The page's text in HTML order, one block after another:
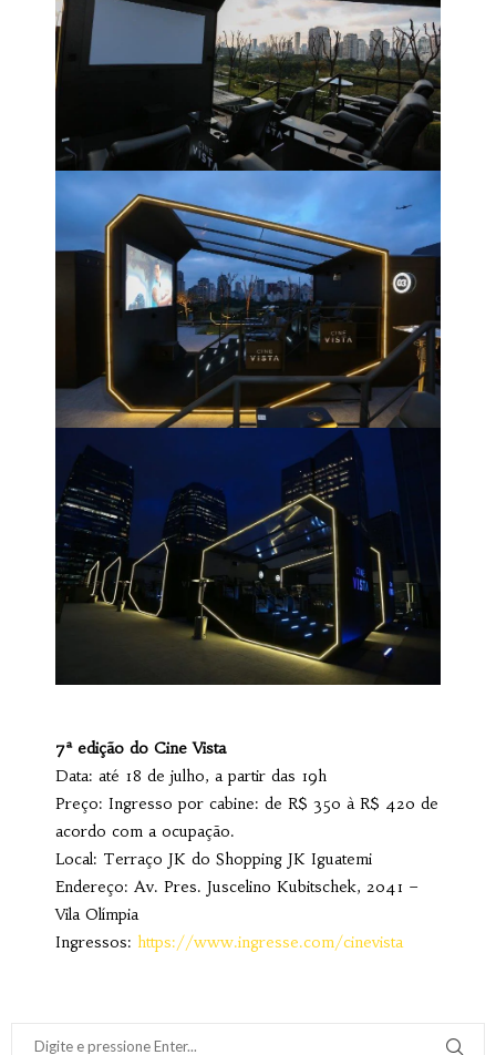
7ª edição do Cine Vista
Data: até 18 de julho, a partir das 19h
Preço: Ingresso por cabine: de R$ 350 à R$ 420 de
acordo com a ocupação.
Local: Terraço JK do Shopping JK Iguatemi
Endereço: Av. Pres. Juscelino Kubitschek, 2041 –
Vila Olímpia
Ingressos: https://www.ingresse.com/cinevista